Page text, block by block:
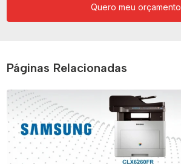
Quero meu orçamento
Páginas Relacionadas